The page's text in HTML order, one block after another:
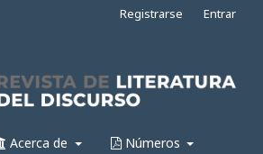
Acerca de Números
Registrarse Entrar